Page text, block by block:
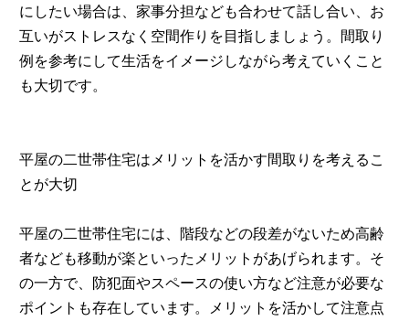
にしたい場合は、家事分担なども合わせて話し合い、お
互いがストレスなく空間作りを目指しましょう。間取り
例を参考にして生活をイメージしながら考えていくこと
も大切です。
平屋の二世帯住宅はメリットを活かす間取りを考えるこ
とが大切
平屋の二世帯住宅には、階段などの段差がないため高齢
者なども移動が楽といったメリットがあげられます。そ
の一方で、防犯面やスペースの使い方など注意が必要な
ポイントも存在しています。メリットを活かして注意点